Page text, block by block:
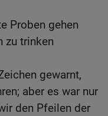
Proben gehen
zu trinken
gewarnt,
aber es war nur
den Pfeilen der